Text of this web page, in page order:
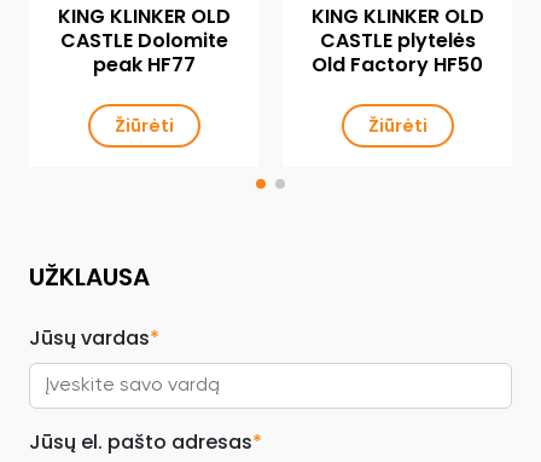
KING KLINKER OLD
CASTLE Dolomite
peak HF77
Žiūrėti
KING KLINKER OLD
CASTLE plytelės
Old Factory HF50
Žiūrėti
UŽKLAUSA
Jūsų vardas*
Jūsų el. pašto adresas*